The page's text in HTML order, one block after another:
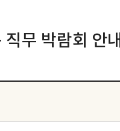
무 박람회 안내